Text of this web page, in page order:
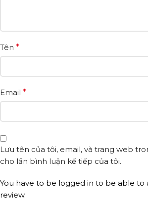
Tên *
Email *
Lưu tên của tôi, email, và trang web
cho lần bình luận kế tiếp của tôi.
You have to be logged in to be able to
review.